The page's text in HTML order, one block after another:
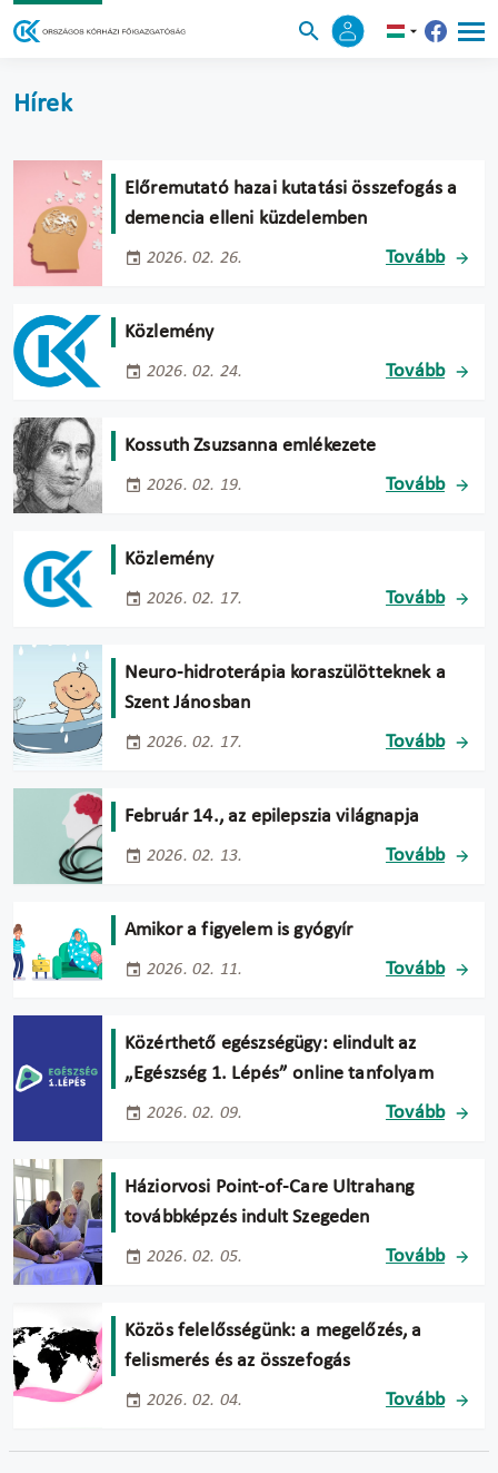
Hírek
Előremutató hazai kutatási összefogás a
demencia elleni küzdelemben
2026. 02. 26. Tovább
Közlemény
2026. 02. 24. Tovább
Kossuth Zsuzsanna emlékezete
2026. 02. 19. Tovább
Közlemény
2026. 02. 17. Tovább
Neuro-hidroterápia koraszülötteknek a
Szent Jánosban
2026. 02. 17. Tovább
Február 14., az epilepszia világnapja
2026. 02. 13. Tovább
Amikor a figyelem is gyógyír
2026. 02. 11. Tovább
Közérthető egészségügy: elindult az
„Egészség 1. Lépés” online tanfolyam
2026. 02. 09. Tovább
Háziorvosi Point-of-Care Ultrahang
továbbképzés indult Szegeden
2026. 02. 05. Tovább
Közös felelősségünk: a megelőzés, a
felismerés és az összefogás
2026. 02. 04. Tovább